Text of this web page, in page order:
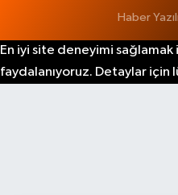
Haber
En iyi site deneyimi
faydalanıyoruz. Detaylar için